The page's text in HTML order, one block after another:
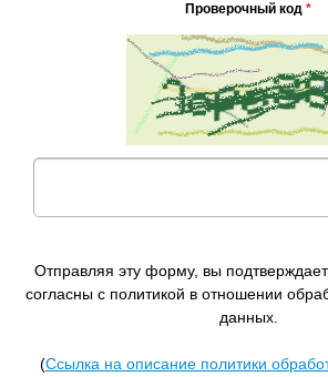
Проверочный код *
Отправляя эту форму, вы
согласны с политикой в отношении
данных.
(Ссылка на описание политики